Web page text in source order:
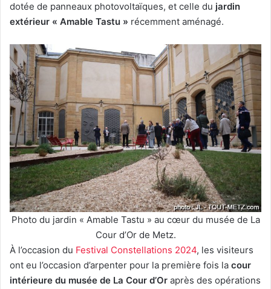
dotée de panneaux photovoltaïques, et celle du jardin
extérieur « Amable Tastu » récemment aménagé.
Photo du jardin « Amable Tastu » au cœur du musée de La
Cour d’Or de Metz.
À l’occasion du Festival Constellations 2024, les visiteurs
ont eu l’occasion d’arpenter pour la première fois la cour
intérieure du musée de La Cour d’Or après des opérations